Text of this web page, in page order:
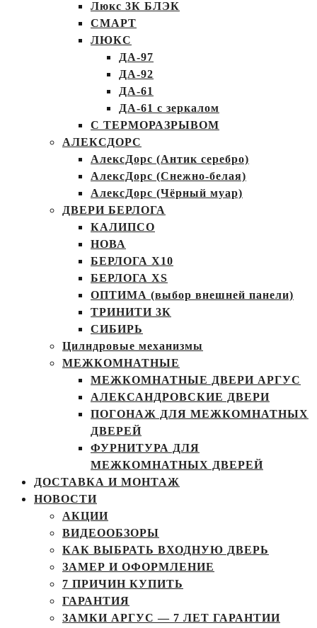
Люкс 3К БЛЭК
СМАРТ
ЛЮКС
ДА-97
ДА-92
ДА-61
ДА-61 с зеркалом
С ТЕРМОРАЗРЫВОМ
АЛЕКСДОРС
АлексДорс (Антик серебро)
АлексДорс (Снежно-белая)
АлексДорс (Чёрный муар)
ДВЕРИ БЕРЛОГА
КАЛИПСО
НОВА
БЕРЛОГА Х10
БЕРЛОГА XS
ОПТИМА (выбор внешней панели)
ТРИНИТИ 3К
СИБИРЬ
Цилндровые механизмы
МЕЖКОМНАТНЫЕ
МЕЖКОМНАТНЫЕ ДВЕРИ АРГУС
АЛЕКСАНДРОВСКИЕ ДВЕРИ
ПОГОНАЖ ДЛЯ МЕЖКОМНАТНЫХ
ДВЕРЕЙ
ФУРНИТУРА ДЛЯ
МЕЖКОМНАТНЫХ ДВЕРЕЙ
ДОСТАВКА И МОНТАЖ
НОВОСТИ
АКЦИИ
ВИДЕООБЗОРЫ
КАК ВЫБРАТЬ ВХОДНУЮ ДВЕРЬ
ЗАМЕР И ОФОРМЛЕНИЕ
7 ПРИЧИН КУПИТЬ
ГАРАНТИЯ
ЗАМКИ АРГУС — 7 ЛЕТ ГАРАНТИИ